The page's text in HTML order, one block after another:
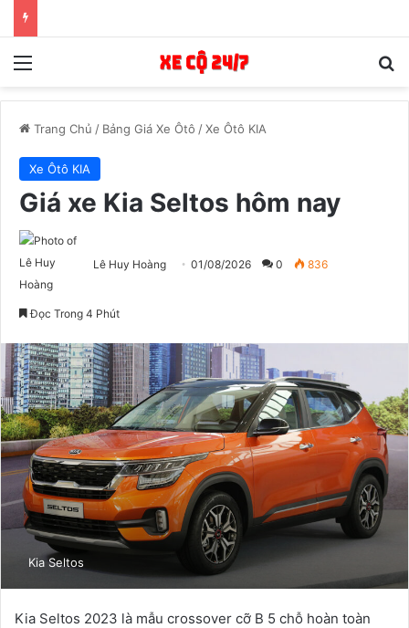
Menu
Trang Chủ / Bảng Giá Xe Ôtô /Xe Ôtô KIA
Xe Ôtô KIA
Giá xe Kia Seltos hôm nay
Lê Huy Hoàng 01/08/2026 0 836
Đọc Trong 4 Phút
Kia Seltos
Kia Seltos 2023 là mẫu crossover cỡ B 5 chỗ hoàn toàn